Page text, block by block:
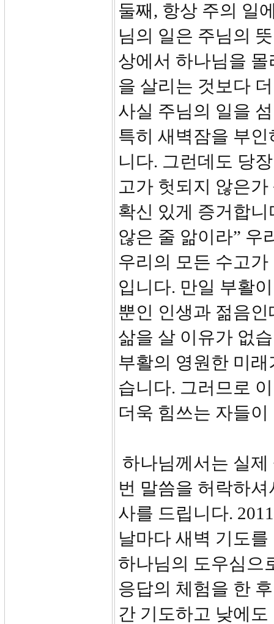
둘째, 항상 주의 일
님의 일은 주님의
상에서 하나님을
을 살리는 것보다
사실 주님의 일을
특히 새벽잠을 부
니다. 그런데도 당
고가 헛되지 않은
확신 있게 증거합
않은 줄 앎이라” 우
우리의 모든 수고
입니다. 만일 부활
뿐인 인생과 젊음
삶을 살 이유가 없
부활의 영원한 미
습니다. 그러므로
더욱 힘쓰는 자들
하나님께서는 실
번 말씀을 허락하
사를 드립니다.
날마다 새벽 기도
하나님의 도우심으
응답의 체험을 한
간 기도하고 낮에